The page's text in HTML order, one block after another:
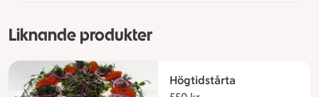
Liknande produkter
Högtidstårta